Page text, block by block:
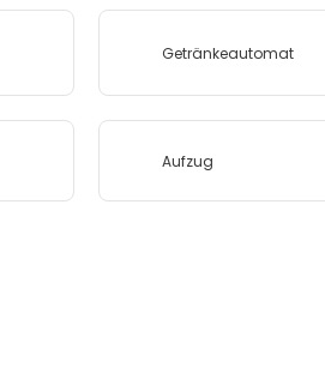
Getränkeautomat
Aufzug